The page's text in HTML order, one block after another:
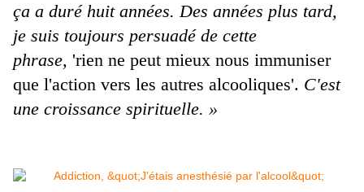
ça a duré huit années. Des années plus tard,
je suis toujours persuadé de cette
phrase, 'rien ne peut mieux nous immuniser
que l'action vers les autres alcooliques'. C'est
une croissance spirituelle. »